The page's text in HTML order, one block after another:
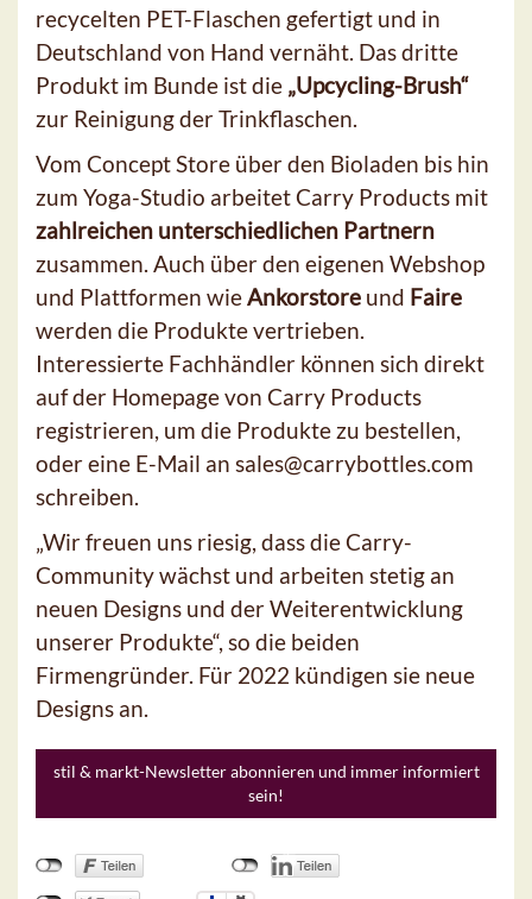
recycelten PET-Flaschen gefertigt und in
Deutschland von Hand vernäht. Das dritte
Produkt im Bunde ist die „Upcycling-Brush“
zur Reinigung der Trinkflaschen.
Vom Concept Store über den Bioladen bis hin
zum Yoga-Studio arbeitet Carry Products mit
zahlreichen unterschiedlichen Partnern
zusammen. Auch über den eigenen Webshop
und Plattformen wieAnkorstore und Faire
werden die Produkte vertrieben.
Interessierte Fachhändler können sich direkt
auf der Homepage von Carry Products
registrieren, um die Produkte zu bestellen,
oder eine E-Mail an sales@carrybottles.com
schreiben.
„Wir freuen uns riesig, dass die Carry-
Community wächst und arbeiten stetig an
neuen Designs und der Weiterentwicklung
unserer Produkte“, so die beiden
Firmengründer. Für 2022 kündigen sie neue
Designs an.
stil & markt-Newsletter abonnieren und immer informiert
sein!